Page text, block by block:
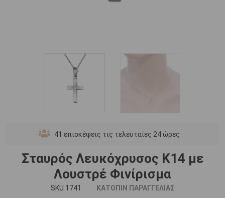
41 επισκέψεις τις τελευταίες 24 ώρες
Σταυρός Λευκόχρυσος Κ14 με
Λουστρέ Φινίρισμα
SKU 1741
ΚΑΤΟΠΙΝ ΠΑΡΑΓΓΕΛΙΑΣ